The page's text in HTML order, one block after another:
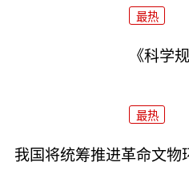
最热
《科学
最热
我国将统筹推进革命文物